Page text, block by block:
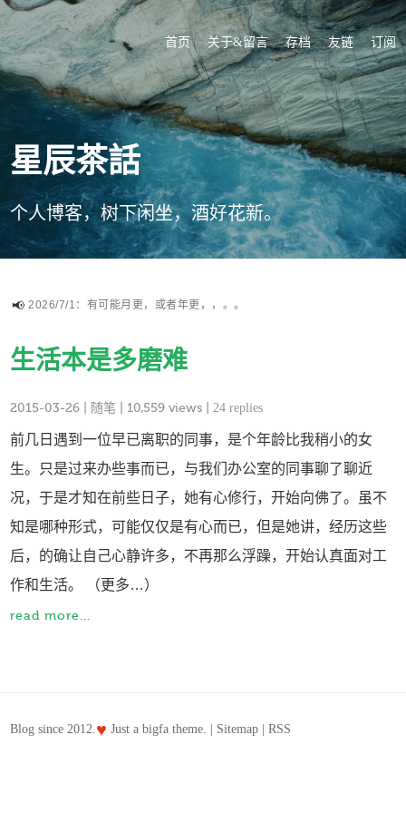
首页 关于&留言 存档 友链 订阅
星辰茶話
个人博客，树下闲坐，酒好花新。
2026/7/1：有可能月更，或者年更，，。。
生活本是多磨难
2015-03-26 随笔 | 10,559 views |24 replies
前几日遇到一位早已离职的同事，是个年龄比我稍小的女
生。只是过来办些事而已，与我们办公室的同事聊了聊近
况，于是才知在前些日子，她有心修行，开始向佛了。虽不
知是哪种形式，可能仅仅是有心而已，但是她讲，经历这些
后，的确让自己心静许多，不再那么浮躁，开始认真面对工
作和生活。 （更多…）
read more...
Blog since 2012.♥ Just abigfa theme. | Sitemap |RSS